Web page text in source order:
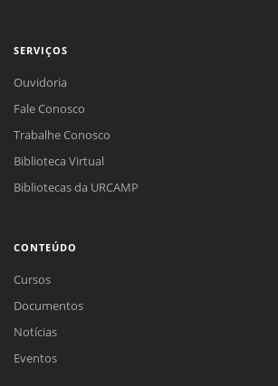
SERVIÇOS
Ouvidoria
Fale Conosco
Trabalhe Conosco
Biblioteca Virtual
Bibliotecas da URCAMP
CONTEÚDO
Cursos
Documentos
Notícias
Eventos